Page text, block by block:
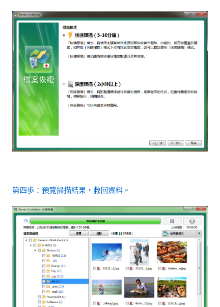
第四歩：預覽掃描結果，救回資料。